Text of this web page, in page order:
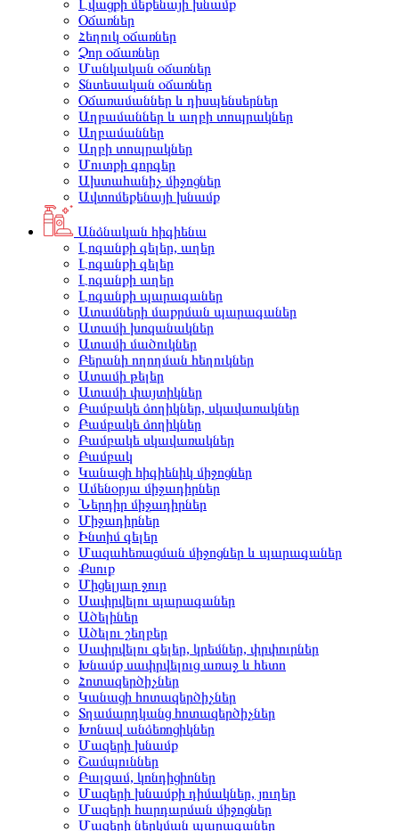
Լվացքի մեքենայի խնամք
Օճառներ
Հեղուկ օճառներ
Չոր օճառներ
Մանկական օճառներ
Տնտեսական օճառներ
Օճառամաններ և դիսպենսերներ
Աղբամաններ և աղբի տոպրակներ
Աղբամաններ
Աղբի տոպրակներ
Մուտքի գորգեր
Ախտահանիչ միջոցներ
Ավտոմեքենայի խնամք
Անձնական հիգիենա
Լոգանքի գելեր, աղեր
Լոգանքի գելեր
Լոգանքի աղեր
Լոգանքի պարագաներ
Ատամների մաքրման պարագաներ
Ատամի խոզանակներ
Ատամի մածուկներ
Բերանի ողողման հեղուկներ
Ատամի թելեր
Ատամի փայտիկներ
Բամբակե ձողիկներ, սկավառակներ
Բամբակե ձողիկներ
Բամբակե սկավառակներ
Բամբակ
Կանացի հիգիենիկ միջոցներ
Ամենօրյա միջադիրներ
Ներդիր միջադիրներ
Միջադիրներ
Ինտիմ գելեր
Մազահեռացման միջոցներ և պարագաներ
Քսուք
Միցելյար ջուր
Սափրվելու պարագաներ
Ածելիներ
Ածելու շեղբեր
Սափրվելու գելեր, կրեմներ, փրփուրներ
Խնամք սափրվելուց առաջ և հետո
Հոտազերծիչներ
Կանացի հոտազերծիչներ
Տղամարդկանց հոտազերծիչներ
Խոնավ անձեռոցիկներ
Մազերի խնամք
Շամպուններ
Բալզամ, կոնդիցիոներ
Մազերի խնամքի դիմակներ, յուղեր
Մազերի հարդարման միջոցներ
Մազերի ներկման պարագաներ